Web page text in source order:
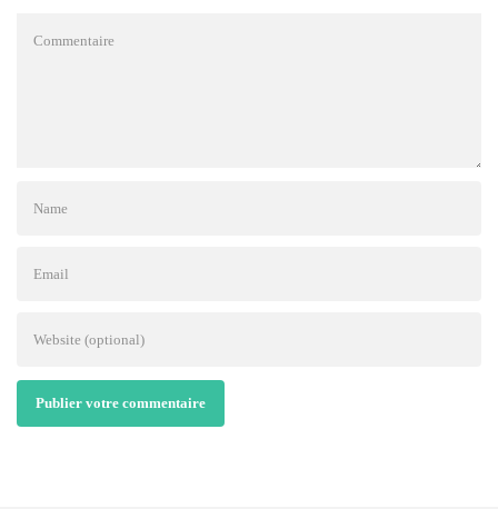
Publier votre commentaire